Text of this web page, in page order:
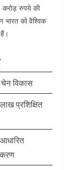
करोड़ रुपये की
भारत को वैश्विक
विकास
प्रशिक्षित